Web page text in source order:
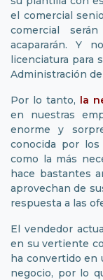
el comercial
comercial
acapararán. Y
licenciatura para
Administración
Por lo tanto, la
en nuestras
enorme y
conocida por los
como la más
hace bastantes
aprovechan de
respuesta a las
El vendedor
en su vertiente
ha convertido en
negocio, por lo